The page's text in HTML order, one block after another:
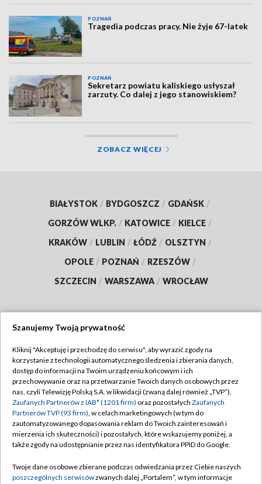
POZNAŃ
Tragedia podczas pracy. Nie żyje 67-latek
POZNAŃ
Sekretarz powiatu kaliskiego usłyszał
zarzuty. Co dalej z jego stanowiskiem?
ZOBACZ WIĘCEJ
BIAŁYSTOK / BYDGOSZCZ / GDAŃSK /
GORZÓW WLKP. / KATOWICE / KIELCE /
KRAKÓW / LUBLIN / ŁÓDŹ / OLSZTYN /
OPOLE / POZNAŃ / RZESZÓW /
SZCZECIN / WARSZAWA / WROCŁAW
TVP
Abonament TVP
Emisja w TVP
Centrum informacji TVP
Naziemna Telewizja Cyfrowa
Rada Programowa
Regulamin TVP
Polityka prywatności
Moje zgody
Pomoc
Kontakt
Szanujemy Twoją prywatność
Kliknij "Akceptuję i przechodzę do serwisu", aby wyrazić zgody na
korzystanie z technologii automatycznego śledzenia i zbierania danych,
dostęp do informacji na Twoim urządzeniu końcowym i ich
przechowywanie oraz na przetwarzanie Twoich danych osobowych przez
nas, czyli Telewizję Polską S.A. w likwidacji (zwaną dalej również „TVP”),
Zaufanych Partnerów z IAB* (1201 firm) oraz pozostałych Zaufanych
Partnerów TVP (93 firm), w celach marketingowych (w tym do
zautomatyzowanego dopasowania reklam do Twoich zainteresowań i
mierzenia ich skuteczności) i pozostałych, które wskazujemy poniżej, a
także zgody na udostępnianie przez nas identyfikatora PPID do Google.
Twoje dane osobowe zbierane podczas odwiedzania przez Ciebie naszych
poszczególnych serwisówzwanych dalej „Portalem”, w tym informacje